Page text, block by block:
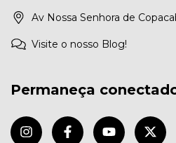
Av Nossa Senhora de
Visite o nosso Blog!
Permaneça